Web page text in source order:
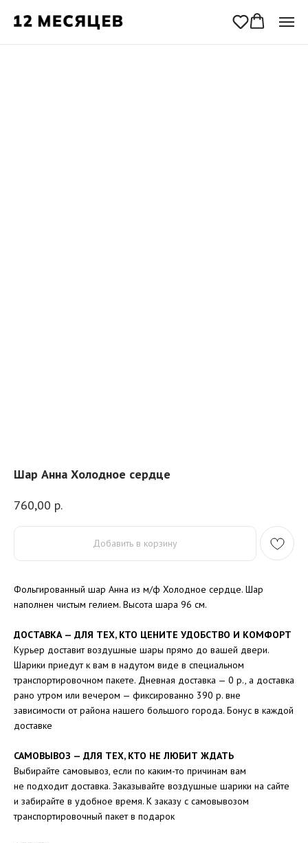
Шар Анна Холодное сердце
760,00 р.
Добавить в корзину
Фольгированный шар Анна из м/ф Холодное сердце. Шар
наполнен чистым гелием. Высота шара 96 см.
ДОСТАВКА — ДЛЯ ТЕХ, КТО ЦЕНИТЕ УДОБСТВО И КОМФОРТ
Курьер доставит воздушные шары прямо до вашей двери.
Шарики приедут к вам в надутом виде в специальном
транспортировочном пакете. Дневная доставка — 0 р., а доставка
рано утром или вечером — фиксированно 390 р. вне
зависимости от района нашего большого города. Бонус в каждой
доставке
САМОВЫВОЗ — ДЛЯ ТЕХ, КТО НЕ ЛЮБИТ ЖДАТЬ
Выбирайте самовывоз, если по каким-то причинам вам
не подходит доставка. Заказывайте воздушные шарики на сайте
и забирайте в удобное время. К заказу с самовывозом
транспортировочный пакет в подарок